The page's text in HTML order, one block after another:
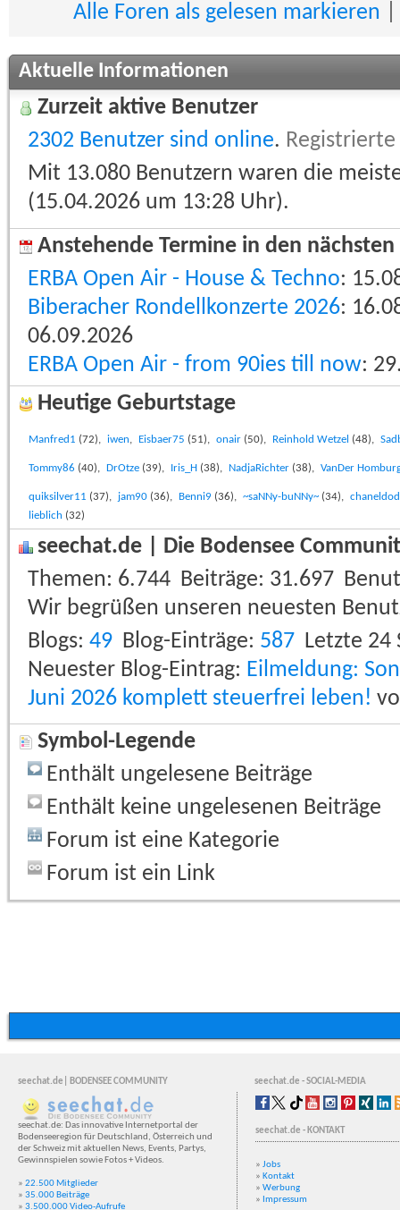
Alle Foren als gelesen markieren
Aktuelle Informationen
Zurzeit aktive Benutzer
2302 Benutzer sind online.
Mit 13.080 Benutzern waren die
(15.04.2026 um 13:28 Uhr).
Anstehende Termine in den nächsten
ERBA Open Air - House & Techno:
Biberacher Rondellkonzerte 2026:
06.09.2026
ERBA Open Air - from 90ies till now:
Heutige Geburtstage
Manfred1 (72), iwen, Eisbaer75 (51), onair (50), Reinhold Wetzel (48),
Tommy86 (40), DrOtze (39), Iris_H (38), NadjaRichter (38), VanDer
quiksilver11 (37), jam90 (36), Benni9 (36), ~saNNy-buNNy~ (34),
lieblich (32)
seechat.de | Die Bodensee
Themen 6.744 Beiträge 31.697
Wir begrüßen unseren neuesten
Blogs 49 Blog-Einträge 587 Letzte 24
Neuester Blog-Eintrag: Eilmeldung:
Juni 2026 komplett steuerfrei leben!
Symbol-Legende
Enthält ungelesene Beiträge
Enthält keine ungelesenen Beiträge
Forum ist eine Kategorie
Forum ist ein Link
seechat.de| BODENSEE COMMUNITY seechat.de - SOCIAL-MEDIA
seechat.de: Das innovative Internetportal der
Bodenseeregion für Deutschland, Österreich und
der Schweiz mit aktuellen News, Events, Partys,
Gewinnspielen sowie Fotos + Videos.
» 22.500 Mitglieder
» 35.000 Beiträge
» 3.500.000 Video-Aufrufe
seechat.de - KONTAKT
» Jobs
» Kontakt
» Werbung
» Impressum